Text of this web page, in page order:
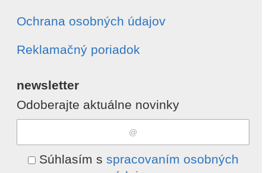
Ochrana osobných údajov
Reklamačný poriadok
newsletter
Odoberajte aktuálne novinky
Súhlasím s spracovaním osobných